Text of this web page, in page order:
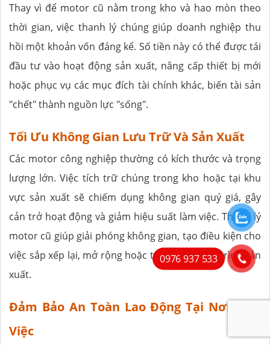
Thay vì để motor cũ nằm trong kho và hao mòn theo
thời gian, việc thanh lý chúng giúp doanh nghiệp thu
hồi một khoản vốn đáng kể. Số tiền này có thể được tái
đầu tư vào hoạt động sản xuất, nâng cấp thiết bị mới
hoặc phục vụ các mục đích tài chính khác, biến tài sản
"chết" thành nguồn lực "sống".
Tối Ưu Không Gian Lưu Trữ Và Sản Xuất
Các motor công nghiệp thường có kích thước và trọng
lượng lớn. Việc tích trữ chúng trong kho hoặc tại khu
vực sản xuất sẽ chiếm dụng không gian quý giá, gây
cản trở hoạt động và giảm hiệu suất làm việc. Thanh lý
motor cũ giúp giải phóng không gian, tạo điều kiện cho
việc sắp xếp lại, mở rộng hoặc tối ưu hóa quy trình sản
xuất.
Đảm Bảo An Toàn Lao Động Tại Nơi Làm
Việc
0976 937 533